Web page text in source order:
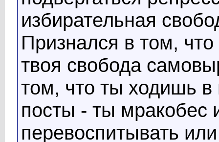
избирательная
Признался в том,
твоя свобода
том, что ты ходишь
посты - ты мракобес
перевоспитывать